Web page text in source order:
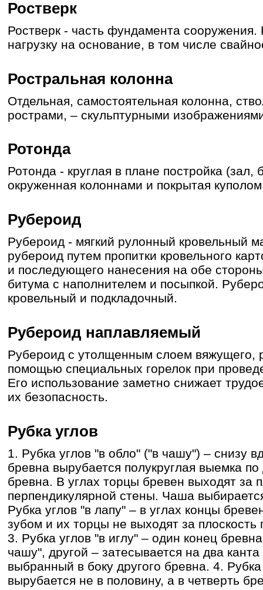
Ростверк
Ростверк - часть фундамента сооружения.
нагрузку на основание, в том числе
Ростральная колонна
Отдельная, самостоятельная колонна,
рострами, – скульптурными
Ротонда
Ротонда - круглая в плане постройка (зал,
окруженная колоннами и покрытая
Рубероид
Рубероид - мягкий рулонный кровельный
рубероид путем пропитки кровельного
и последующего нанесения на обе
битума с наполнителем и посыпкой.
кровельный и подкладочный.
Рубероид наплавляемый
Рубероид с утолщенным слоем вяжущего,
помощью специальных горелок при
Его использование заметно снижает
их безопасность.
Рубка углов
1. Рубка углов "в обло" ("в чашу") – снизу
бревна вырубается полукруглая выемка
бревна. В углах торцы бревен выходят за
перпендикулярной стены. Чаша
Рубка углов "в лапу" – в углах концы
зубом и их торцы не выходят за
3. Рубка углов "в иглу" – один конец
чашу", другой – затесывается на два канта
выбранный в боку другого бревна. 4.
вырубается не в половину, а в четверть